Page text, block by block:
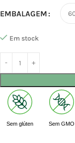
EMBALAGEM
Em stock
Sem glúten Sem GMO